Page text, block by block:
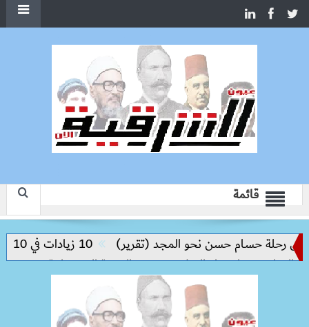
قائمة
رحلة حسام حسن نحو المجد (تقرير)
10 زيادات في 10 سنوات.. هل حان الوقت لرفع دعم البنزين نهائيا؟
مفتاح بناء السلام وتحقيق التنمية المستدامة